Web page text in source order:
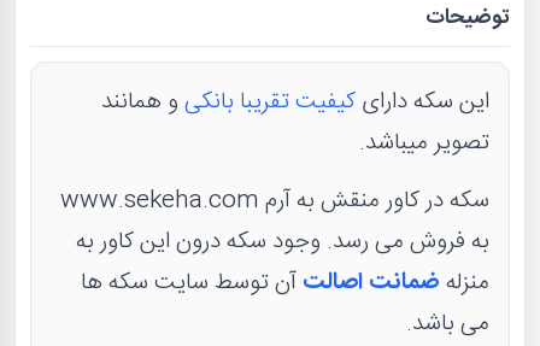
توضیحات
این سکه دارایکیفیت تقریبا بانکیو همانند
تصویر میباشد.
سکه در کاور منقش به آرم www.sekeha.com
به فروش می رسد. وجود سکه درون این کاور به
منزلهضمانت اصالتآن توسط سایت سکه ها
می باشد.